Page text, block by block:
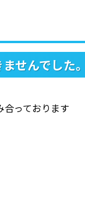
せんでした
合っております